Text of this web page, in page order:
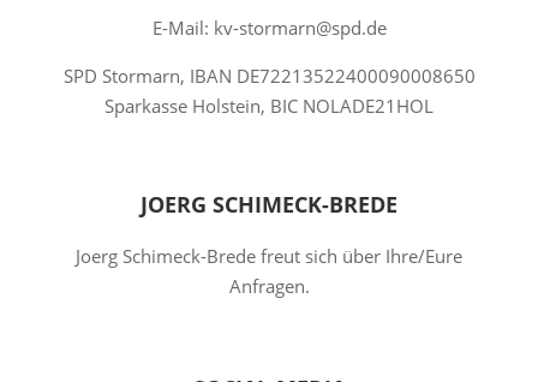
E-Mail: kv-stormarn@spd.de
SPD Stormarn, IBAN DE72213522400090008650
Sparkasse Holstein, BIC NOLADE21HOL
JOERG SCHIMECK-BREDE
Joerg Schimeck-Brede freut sich über Ihre/Eure
Anfragen.